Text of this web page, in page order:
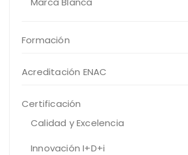
Formación
Acreditación ENAC
Certificación
Calidad y Excelencia
Innovación I+D+i